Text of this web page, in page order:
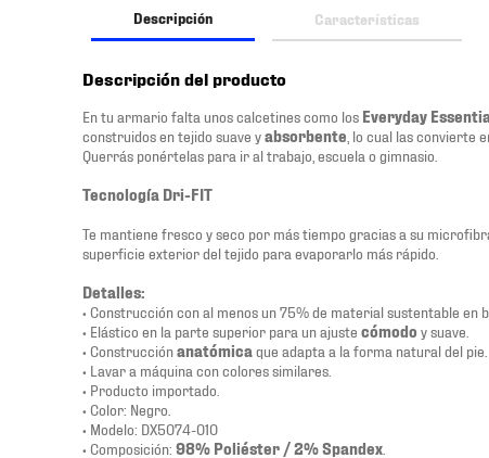
Descripción Características
Descripción del producto
En tu armario falta unos calcetines como los Everyday
construidos en tejido suave yabsorbente , lo cual las convierte
Querrás ponértelas para ir al trabajo, escuela o gimnasio.
Tecnología Dri-FIT
Te mantiene fresco y seco por más tiempo gracias a su
superficie exterior del tejido para evaporarlo más rápido.
Detalles:
• Construcción con al menos un 75% de material sustentable en
• Elástico en la parte superior para un ajuste cómodo y suave.
• Construcciónanatómica que adapta a la forma natural del pie.
• Lavar a máquina con colores similares.
• Producto importado.
• Color: Negro.
• Modelo: DX5074-010
• Composición: 98% Poliéster / 2% Spandex